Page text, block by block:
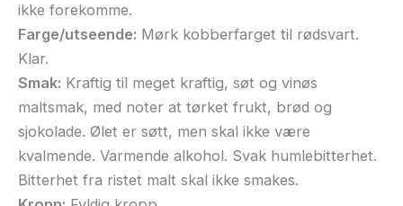
ikke forekomme.
Farge/utseende: Mørk kobberfarget til rødsvart.
Klar.
Smak: Kraftig til meget kraftig, søt og vinøs
maltsmak, med noter at tørket frukt, brød og
sjokolade. Ølet er søtt, men skal ikke være
kvalmende. Varmende alkohol. Svak humlebitterhet.
Bitterhet fra ristet malt skal ikke smakes.